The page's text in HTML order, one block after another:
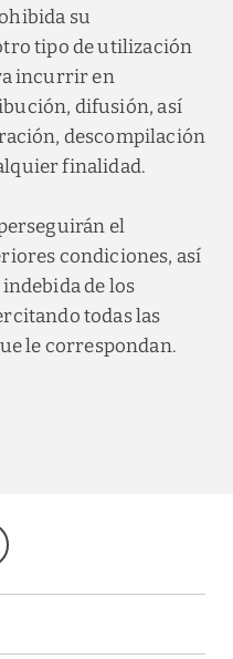
su
tipo de utilización
incurrir en
difusión, así
descompilación
finalidad.
el
condiciones, así
de los
todas las
le correspondan.
especiales.
y otras